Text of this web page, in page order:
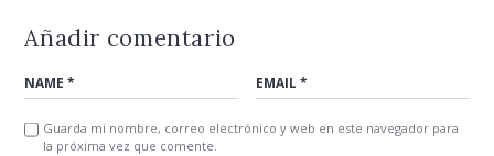
Añadir comentario
Guarda mi nombre, correo electrónico y web en este navegador para
la próxima vez que comente.